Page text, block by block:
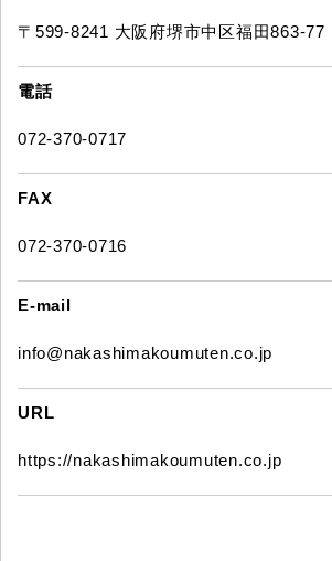
〒599-8241 大阪府堺市中区福田863-77
電話
072-370-0717
FAX
072-370-0716
E-mail
info@nakashimakoumuten.co.jp
URL
https://nakashimakoumuten.co.jp